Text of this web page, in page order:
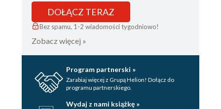
DOŁĄCZ TERAZ
Bez spamu, 1-2 wiadomości tygodniowo!
Zobacz więcej »
Program partnerski »
Zarabiaj więcej z Grupą Helion! Dołącz do
programu partnerskiego.
Wydaj z nami książkę »